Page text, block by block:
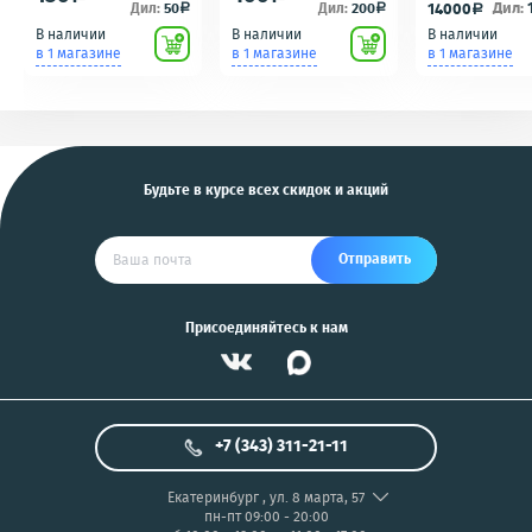
(кнопки, ключи)
Scher-Khan,
Tomahawk, Pandora,
Дил:50a
В наличии
в 1 магазине
подключению к пк
для фотоаппаратов
NIKON/SONY COOL
Дил:200a
В наличии
в 1 магазине
идеальное
14000a
Дил:
В наличии
в 1 магазине
Будьте в курсе всех скидок и акций
Отправить
Присоединяйтесь к нам
+7 (343) 311-21-11
Екатеринбург, ул. 8 марта, 57
пн-пт 09:00 - 20:00